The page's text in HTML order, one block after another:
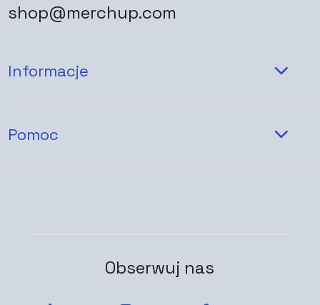
shop@merchup.com
Informacje
Pomoc
Obserwuj nas